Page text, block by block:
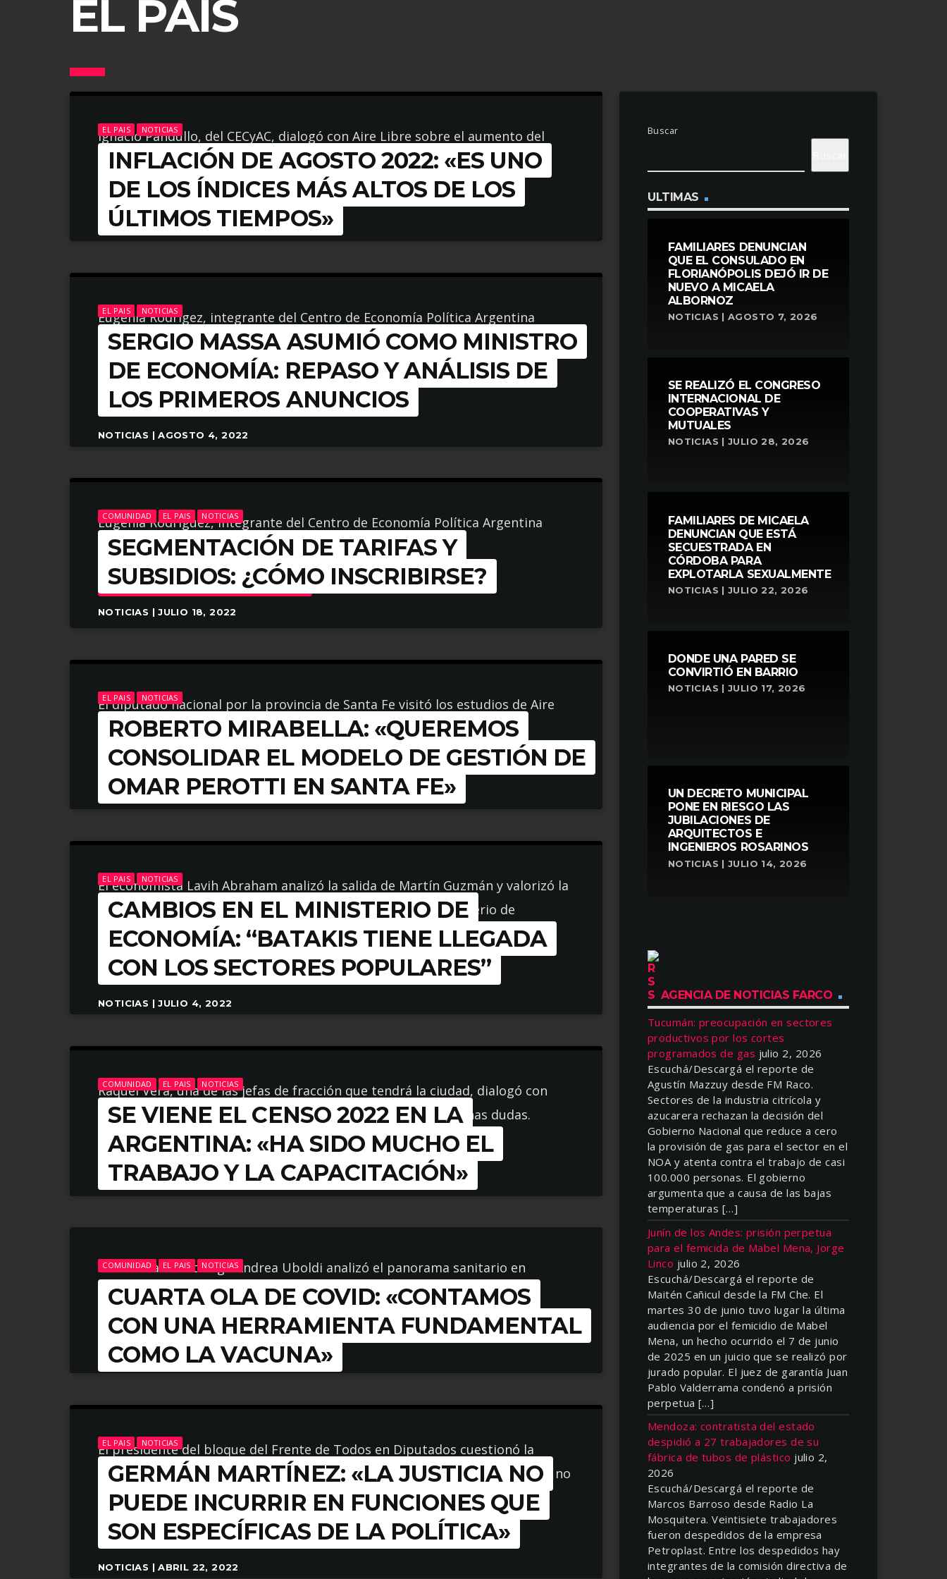
EL PAIS
EL PAIS NOTICIAS
INFLACIÓN DE AGOSTO 2022: «ES UNO
DE LOS ÍNDICES MÁS ALTOS DE LOS
ÚLTIMOS TIEMPOS»
Ignacio Pandullo, del CECyAC, dialogó con Aire Libre sobre el aumento del
índice inflacionario.
LEER MÁSARROW_FORWARD
EL PAIS NOTICIAS
SERGIO MASSA ASUMIÓ COMO MINISTRO
DE ECONOMÍA: REPASO Y ANÁLISIS DE
LOS PRIMEROS ANUNCIOS
NOTICIAS | AGOSTO 4, 2022
Eugenia Rodrígez, integrante del Centro de Economía Política Argentina
(CEPA), consideró que las medidas «apuntan a descartar una devaluación
brusca».
LEER MÁSARROW_FORWARD
COMUNIDAD EL PAIS NOTICIAS
SEGMENTACIÓN DE TARIFAS Y
SUBSIDIOS: ¿CÓMO INSCRIBIRSE?
NOTICIAS | JULIO 18, 2022
Eugenia Rodríguez, integrante del Centro de Economía Política Argentina
(CEPA), brindó detalles de cómo realizar registro.
LEER MÁSARROW_FORWARD
EL PAIS NOTICIAS
ROBERTO MIRABELLA: «QUEREMOS
CONSOLIDAR EL MODELO DE GESTIÓN DE
OMAR PEROTTI EN SANTA FE»
El diputado nacional por la provincia de Santa Fe visitó los estudios de Aire
Libre donde dialogó sobre distintos temas.
LEER MÁSARROW_FORWARD
EL PAIS NOTICIAS
CAMBIOS EN EL MINISTERIO DE
ECONOMÍA: “BATAKIS TIENE LLEGADA
CON LOS SECTORES POPULARES”
NOTICIAS | JULIO 4, 2022
El economista Lavih Abraham analizó la salida de Martín Guzmán y valorizó la
figura de Batakis: “Es un perfil que nunca tuvimos en el Ministerio de
Economía”.
LEER MÁS ARROW_FORWARD
COMUNIDAD EL PAIS NOTICIAS
SE VIENE EL CENSO 2022 EN LA
ARGENTINA: «HA SIDO MUCHO EL
TRABAJO Y LA CAPACITACIÓN»
Raquel Vera, una de las jefas de fracción que tendrá la ciudad, dialogó con
Aire Libre sobre los preparativos del Censo y respondió algunas dudas.
LEER MÁSARROW_FORWARD
COMUNIDAD EL PAIS NOTICIAS
CUARTA OLA DE COVID: «CONTAMOS
CON UNA HERRAMIENTA FUNDAMENTAL
COMO LA VACUNA»
La médica infectóloga Andrea Uboldi analizó el panorama sanitario en
Rosario y destacó el impacto positivo de la vacunación en la población.
LEER MÁS ARROW_FORWARD
EL PAIS NOTICIAS
GERMÁN MARTÍNEZ: «LA JUSTICIA NO
PUEDE INCURRIR EN FUNCIONES QUE
SON ESPECÍFICAS DE LA POLÍTICA»
NOTICIAS | ABRIL 22, 2022
El presidente del bloque del Frente de Todos en Diputados cuestionó la
designación de representantes del Consejo de la Magistratura. «Los jueces no
pueden legislar», cuestionó.
LEER MÁS ARROW_FORWARD
Buscar
ULTIMAS
FAMILIARES DENUNCIAN
QUE EL CONSULADO EN
FLORIANÓPOLIS DEJÓ IR DE
NUEVO A MICAELA
ALBORNOZ
NOTICIAS | AGOSTO 7, 2026
SE REALIZÓ EL CONGRESO
INTERNACIONAL DE
COOPERATIVAS Y
MUTUALES
NOTICIAS | JULIO 28, 2026
FAMILIARES DE MICAELA
DENUNCIAN QUE ESTÁ
SECUESTRADA EN
CÓRDOBA PARA
EXPLOTARLA SEXUALMENTE
NOTICIAS | JULIO 22, 2026
DONDE UNA PARED SE
CONVIRTIÓ EN BARRIO
NOTICIAS | JULIO 17, 2026
UN DECRETO MUNICIPAL
PONE EN RIESGO LAS
JUBILACIONES DE
ARQUITECTOS E
INGENIEROS ROSARINOS
NOTICIAS | JULIO 14, 2026
AGENCIA DE NOTICIAS FARCO
Tucumán: preocupación en sectores
productivos por los cortes
programados de gas julio 2, 2026
Escuchá/Descargá el reporte de
Agustín Mazzuy desde FM Raco.
Sectores de la industria citrícola y
azucarera rechazan la decisión del
Gobierno Nacional que reduce a cero
la provisión de gas para el sector en el
NOA y atenta contra el trabajo de casi
100.000 personas. El gobierno
argumenta que a causa de las bajas
temperaturas […]
Junín de los Andes: prisión perpetua
para el femicida de Mabel Mena, Jorge
Linco julio 2, 2026
Escuchá/Descargá el reporte de
Maitén Cañicul desde la FM Che. El
martes 30 de junio tuvo lugar la última
audiencia por el femicidio de Mabel
Mena, un hecho ocurrido el 7 de junio
de 2025 en un juicio que se realizó por
jurado popular. El juez de garantía Juan
Pablo Valderrama condenó a prisión
perpetua […]
Mendoza: contratista del estado
despidió a 27 trabajadores de su
fábrica de tubos de plástico julio 2,
2026
Escuchá/Descargá el reporte de
Marcos Barroso desde Radio La
Mosquitera. Veintisiete trabajadores
fueron despedidos de la empresa
Petroplast. Entre los despedidos hay
integrantes de la comisión directiva de